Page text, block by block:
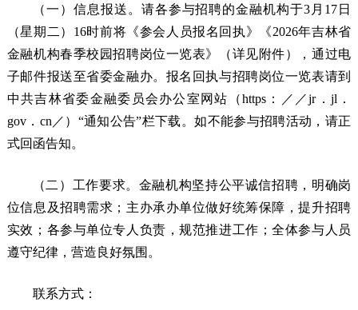
（一）信息报送。请各参与招聘的金融机构于3月17日
（星期二）16时前将《参会人员报名回执》《2026年吉林省
金融机构春季校园招聘岗位一览表》（详见附件），通过电
子邮件报送至省委金融办。报名回执与招聘岗位一览表请到
中共吉林省委金融委员会办公室网站（https：／／jr．jl．
gov．cn／）“通知公告”栏下载。如不能参与招聘活动，请正
式回函告知。
（二）工作要求。金融机构坚持公平诚信招聘，明确岗
位信息及招聘需求；主办承办单位做好统筹保障，提升招聘
实效；各参与单位专人负责，规范推进工作；全体参与人员
遵守纪律，营造良好氛围。
联系方式：